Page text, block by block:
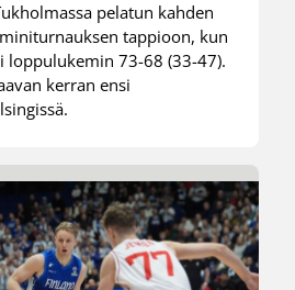
pelatun kahden
tappioon, kun
loppulukemin 73-68 (33-47).
kerran ensi